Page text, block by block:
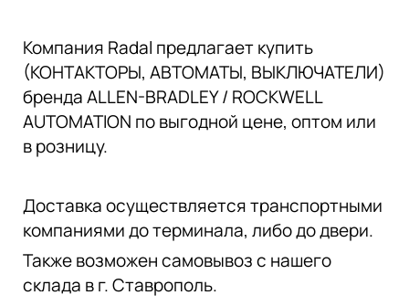
Компания Radal предлагает купить
(КОНТАКТОРЫ, АВТОМАТЫ, ВЫКЛЮЧАТЕЛИ)
бренда ALLEN-BRADLEY / ROCKWELL
AUTOMATION по выгодной цене, оптом или
в розницу.
Доставка осуществляется транспортными
компаниями до терминала, либо до двери.
Также возможен самовывоз с нашего
склада в г. Ставрополь.